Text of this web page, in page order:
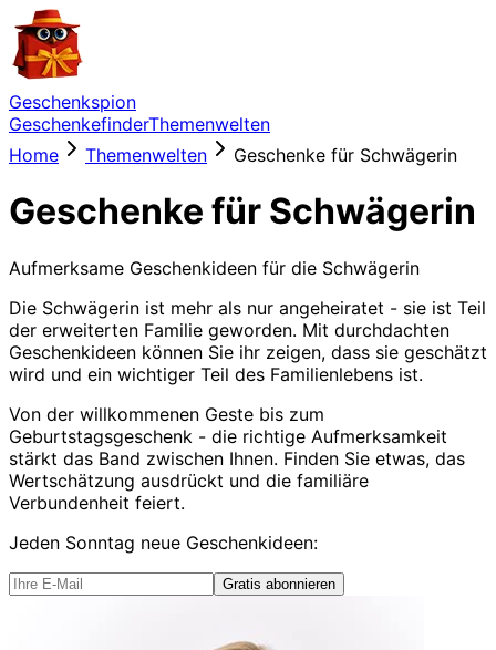
Geschenkspion
GeschenkefinderThemenwelten
Home
Themenwelten Geschenke für Schwägerin
Geschenke für Schwägerin
Aufmerksame Geschenkideen für die Schwägerin
Die Schwägerin ist mehr als nur angeheiratet - sie ist Teil
der erweiterten Familie geworden. Mit durchdachten
Geschenkideen können Sie ihr zeigen, dass sie geschätzt
wird und ein wichtiger Teil des Familienlebens ist.
Von der willkommenen Geste bis zum
Geburtstagsgeschenk - die richtige Aufmerksamkeit
stärkt das Band zwischen Ihnen. Finden Sie etwas, das
Wertschätzung ausdrückt und die familiäre
Verbundenheit feiert.
Jeden Sonntag neue Geschenkideen:
Gratis abonnieren